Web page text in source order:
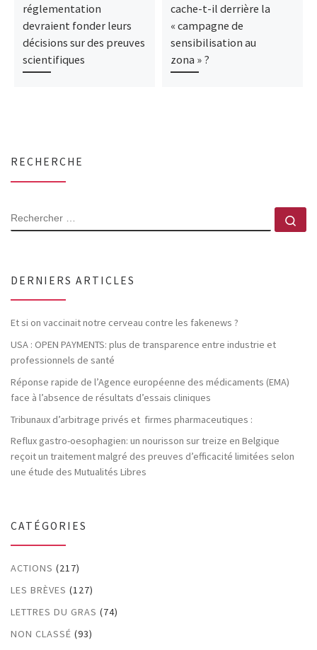
réglementation
devraient fonder leurs
décisions sur des preuves
scientifiques
cache-t-il derrière la
« campagne de
sensibilisation au
zona » ?
RECHERCHE
RECHERCHER
DERNIERS ARTICLES
Et si on vaccinait notre cerveau contre les fakenews ?
USA : OPEN PAYMENTS: plus de transparence entre industrie et
professionnels de santé
Réponse rapide de l’Agence européenne des médicaments (EMA)
face à l’absence de résultats d’essais cliniques
Tribunaux d’arbitrage privés et firmes pharmaceutiques :
Reflux gastro-oesophagien: un nourisson sur treize en Belgique
reçoit un traitement malgré des preuves d’efficacité limitées selon
une étude des Mutualités Libres
CATÉGORIES
ACTIONS (217)
LES BRÈVES (127)
LETTRES DU GRAS (74)
NON CLASSÉ (93)